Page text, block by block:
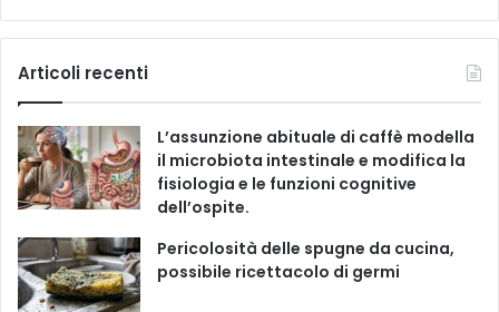
o
r
i
e
a
e
b
o
o
k
o
T
u
b
e
n
t
a
g
r
a
i
T
o
k
Articoli recenti
L’assunzione abituale di caffè modella
il microbiota intestinale e modifica la
fisiologia e le funzioni cognitive
dell’ospite.
Pericolosità delle spugne da cucina,
possibile ricettacolo di germi